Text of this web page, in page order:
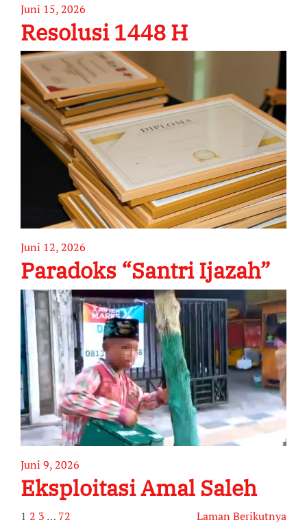
Juni 15, 2026
Resolusi 1448 H
Juni 12, 2026
Paradoks “Santri Ijazah”
Juni 9, 2026
Eksploitasi Amal Saleh
1 2 3 … 72 Laman Berikutnya